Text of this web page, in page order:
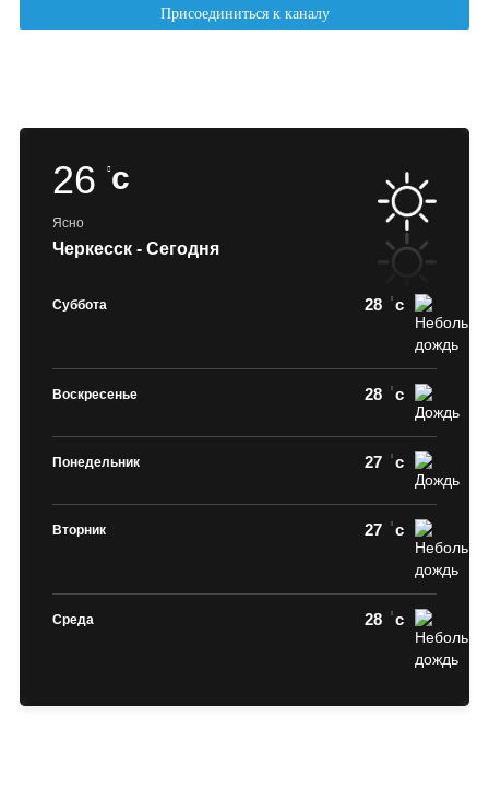
26 c
Ясно
Черкесск - Сегодня
Суббота 28 c
Воскресенье 28 c
Понедельник 27 c
Вторник 27 c
Среда 28 c